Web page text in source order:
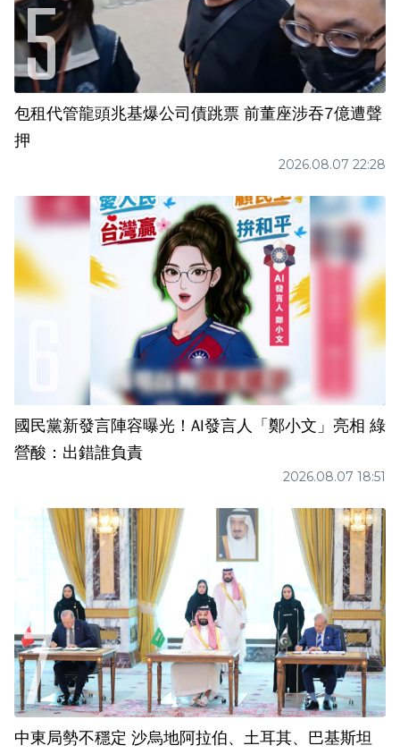
包租代管龍頭兆基爆公司債跳票 前董座涉吞7億遭聲
押
2026.08.07 22:28
國民黨新發言陣容曝光！AI發言人「鄭小文」亮相 綠
營酸：出錯誰負責
2026.08.07 18:51
中東局勢不穩定 沙烏地阿拉伯、土耳其、巴基斯坦